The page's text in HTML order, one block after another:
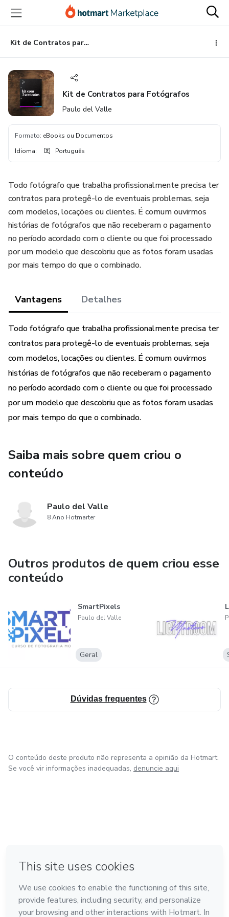
para
conteúdo
principal
para
pagamento
para
rodapé
Kit de Contratos para Fotógrafos
Kit de Contratos para Fotógrafos
Paulo del Valle
Formato: eBooks ou Documentos
Idioma: Português
Todo fotógrafo que trabalha profissionalmente precisa ter
contratos para protegê-lo de eventuais problemas, seja
com modelos, locações ou clientes. É comum ouvirmos
histórias de fotógrafos que não receberam o pagamento
no período acordado com o cliente ou que foi processado
por um modelo que descobriu que as fotos foram usadas
por mais tempo do que o combinado.
Vantagens Detalhes
Todo fotógrafo que trabalha profissionalmente precisa ter
contratos para protegê-lo de eventuais problemas, seja
com modelos, locações ou clientes. É comum ouvirmos
histórias de fotógrafos que não receberam o pagamento
no período acordado com o cliente ou que foi processado
por um modelo que descobriu que as fotos foram usadas
por mais tempo do que o combinado.
Saiba mais sobre quem criou o
conteúdo
Paulo del Valle
8 Ano Hotmarter
Outros produtos de quem criou esse
conteúdo
SmartPixels
Paulo del Valle
Geral
Dúvidas frequentes
O conteúdo deste produto não representa a opinião da Hotmart.
Se você vir informações inadequadas, denuncie aqui
Feito com ❤ em Bogotá